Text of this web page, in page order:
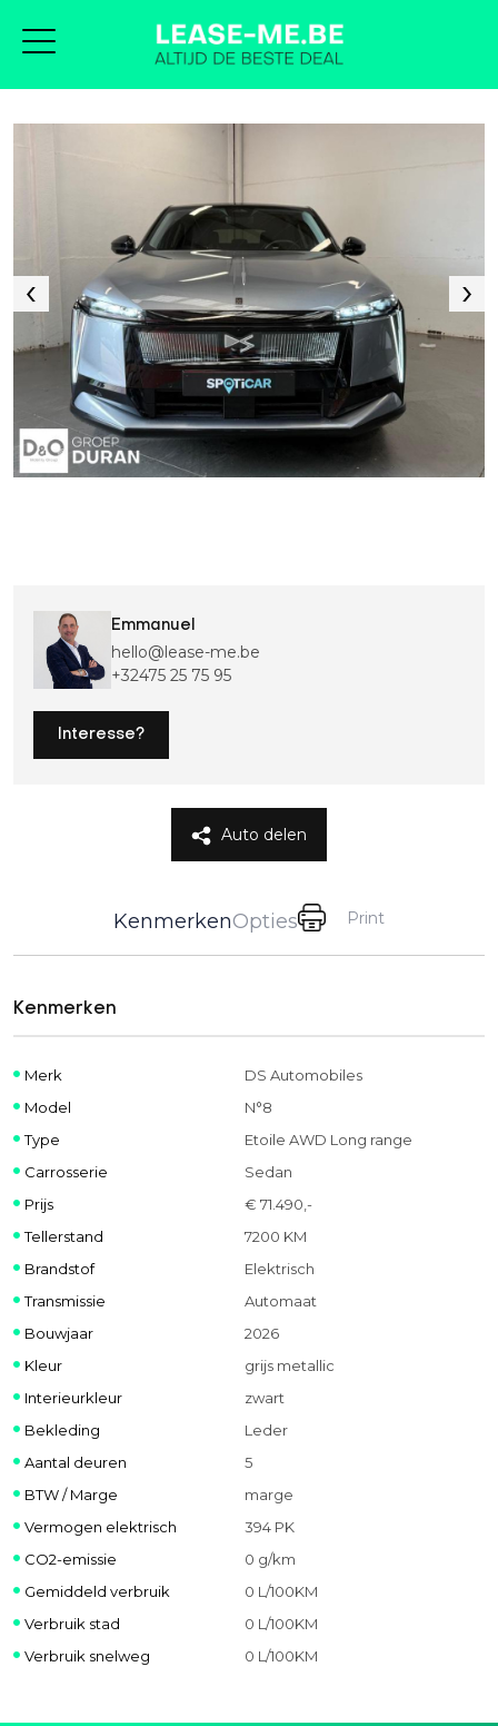
Emmanuel
hello@lease-me.be
+32475 25 75 95
Interesse?
Auto delen
KenmerkenOpties Print
Kenmerken
Merk
DS Automobiles
Model
N°8
Type
Etoile AWD Long range
Carrosserie
Sedan
Prijs
€ 71.490,-
Tellerstand
7200 KM
Brandstof
Elektrisch
Transmissie
Automaat
Bouwjaar
2026
Kleur
grijs metallic
Interieurkleur
zwart
Bekleding
Leder
Aantal deuren
5
BTW / Marge
marge
Vermogen elektrisch
394 PK
CO2-emissie
0 g/km
Gemiddeld verbruik
0 L/100KM
Verbruik stad
0 L/100KM
Verbruik snelweg
0 L/100KM